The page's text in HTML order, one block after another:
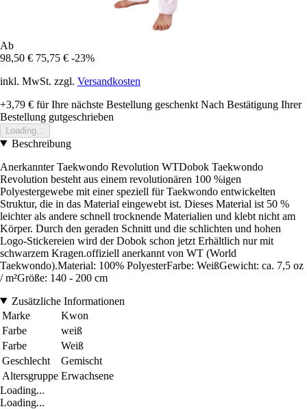
Ab
98,50 € 75,75 € -23%
inkl. MwSt. zzgl. Versandkosten
+3,79 € für Ihre nächste Bestellung geschenkt Nach Bestätigung Ihrer
Bestellung gutgeschrieben
Loading...
Beschreibung
Anerkannter Taekwondo Revolution WTDobok Taekwondo
Revolution besteht aus einem revolutionären 100 %igen
Polyestergewebe mit einer speziell für Taekwondo entwickelten
Struktur, die in das Material eingewebt ist. Dieses Material ist 50 %
leichter als andere schnell trocknende Materialien und klebt nicht am
Körper. Durch den geraden Schnitt und die schlichten und hohen
Logo-Stickereien wird der Dobok schon jetzt Erhältlich nur mit
schwarzem Kragen.offiziell anerkannt von WT (World
Taekwondo).Material: 100% PolyesterFarbe: WeißGewicht: ca. 7,5 oz
/ m²Größe: 140 - 200 cm
Zusätzliche Informationen
Marke
Kwon
Farbe
weiß
Farbe
Weiß
Geschlecht
Gemischt
Altersgruppe Erwachsene
Loading...
Loading...